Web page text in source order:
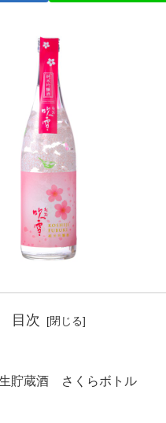
目次
貯蔵酒 さくらボトル